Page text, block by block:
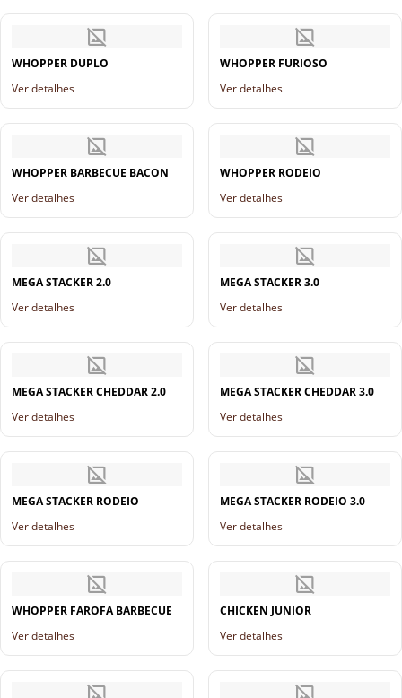
WHOPPER DUPLO
Ver detalhes
WHOPPER FURIOSO
Ver detalhes
WHOPPER BARBECUE BACON
Ver detalhes
WHOPPER RODEIO
Ver detalhes
MEGA STACKER 2.0
Ver detalhes
MEGA STACKER 3.0
Ver detalhes
MEGA STACKER CHEDDAR 2.0
Ver detalhes
MEGA STACKER CHEDDAR 3.0
Ver detalhes
MEGA STACKER RODEIO
Ver detalhes
MEGA STACKER RODEIO 3.0
Ver detalhes
WHOPPER FAROFA BARBECUE
Ver detalhes
CHICKEN JUNIOR
Ver detalhes